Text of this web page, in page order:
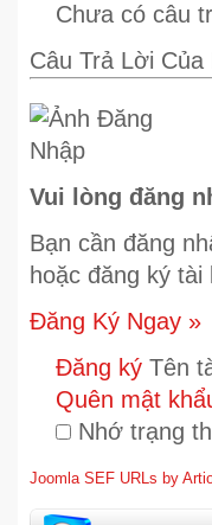
Chưa có câu
Câu Trả Lời Của
Vui lòng đăng
Bạn cần đăng
hoặc đăng ký
Đăng Ký Ngay »
Đăng ký Tên
Quên mật
Nhớ trạng
Joomla SEF URLs by